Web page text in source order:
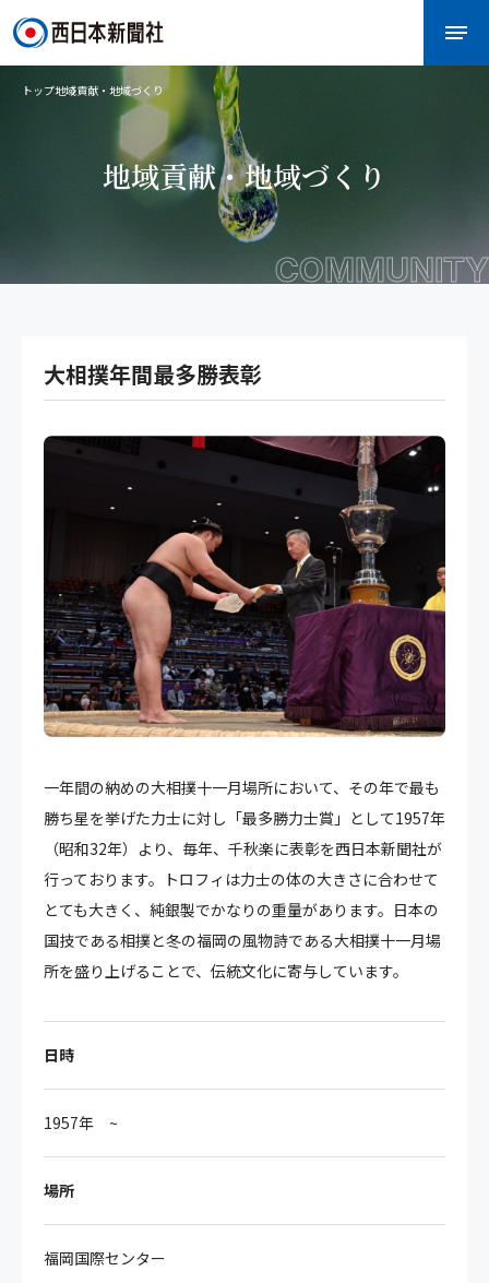
トップ地域貢献・地域づくり
地域貢献・地域づくり
COMMUNITY
大相撲年間最多勝表彰
一年間の納めの大相撲十一月場所において、その年で最も
勝ち星を挙げた力士に対し「最多勝力士賞」として1957年
（昭和32年）より、毎年、千秋楽に表彰を西日本新聞社が
行っております。トロフィは力士の体の大きさに合わせて
とても大きく、純銀製でかなりの重量があります。日本の
国技である相撲と冬の福岡の風物詩である大相撲十一月場
所を盛り上げることで、伝統文化に寄与しています。
日時
1957年 ~
場所
福岡国際センター